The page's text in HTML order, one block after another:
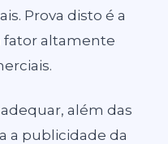
Prova disto é a
fator altamente
além das
a publicidade da